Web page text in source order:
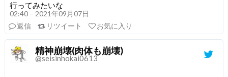
行ってみたいな
02:40 – 2021年09月07日
返信
リツイート お気に入り
精神崩壊(肉体も崩壊)
@seisinhokai0613